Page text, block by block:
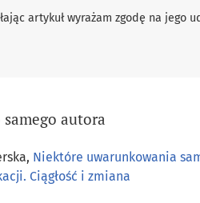
artykuł wyrażam zgodę na jego
autora
Niektóre uwarunkowania
Ciągłość i zmiana